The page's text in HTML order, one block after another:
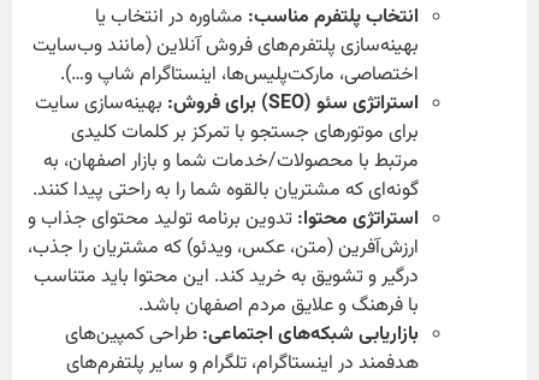
انتخاب پلتفرم مناسب: مشاوره در انتخاب یا
بهینه‌سازی پلتفرم‌های فروش آنلاین (مانند وب‌سایت
اختصاصی، مارکت‌پلیس‌ها، اینستاگرام شاپ و…).
استراتژی سئو (SEO) برای فروش:
بهینه‌سازی سایت
برای موتورهای جستجو با تمرکز بر کلمات کلیدی
مرتبط با محصولات/خدمات شما و بازار اصفهان، به
گونه‌ای که مشتریان بالقوه شما را به راحتی پیدا کنند.
استراتژی محتوا: تدوین برنامه تولید محتوای جذاب و
ارزش‌آفرین (متن، عکس، ویدئو) که مشتریان را جذب،
درگیر و تشویق به خرید کند. این محتوا باید متناسب
با فرهنگ و علایق مردم اصفهان باشد.
بازاریابی شبکه‌های اجتماعی: طراحی کمپین‌های
هدفمند در اینستاگرام، تلگرام و سایر پلتفرم‌های